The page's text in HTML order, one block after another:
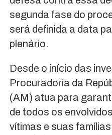
segunda fase do
será definida a data
plenário.
Desde o início das
Procuradoria da
(AM) atua para
de todos os
vítimas e suas